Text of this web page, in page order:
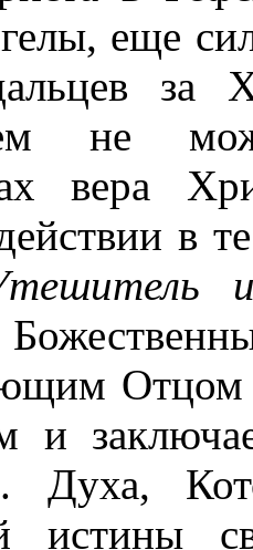
еще
за
не
вера
в
Духа,
истины